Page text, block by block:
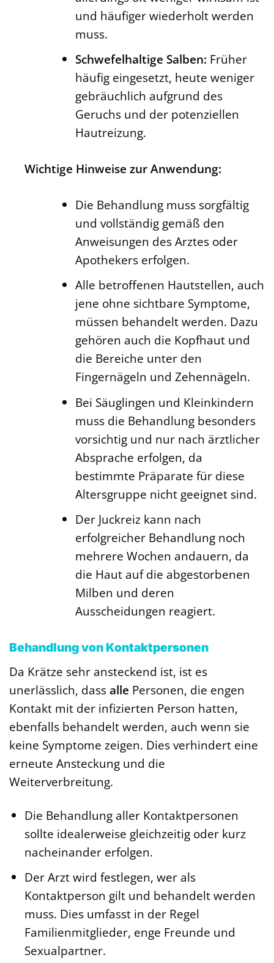
und häufiger wiederholt werden
muss.
Schwefelhaltige Salben: Früher
häufig eingesetzt, heute weniger
gebräuchlich aufgrund des
Geruchs und der potenziellen
Hautreizung.
Wichtige Hinweise zur Anwendung:
Die Behandlung muss sorgfältig
und vollständig gemäß den
Anweisungen des Arztes oder
Apothekers erfolgen.
Alle betroffenen Hautstellen, auch
jene ohne sichtbare Symptome,
müssen behandelt werden. Dazu
gehören auch die Kopfhaut und
die Bereiche unter den
Fingernägeln und Zehennägeln.
Bei Säuglingen und Kleinkindern
muss die Behandlung besonders
vorsichtig und nur nach ärztlicher
Absprache erfolgen, da
bestimmte Präparate für diese
Altersgruppe nicht geeignet sind.
Der Juckreiz kann nach
erfolgreicher Behandlung noch
mehrere Wochen andauern, da
die Haut auf die abgestorbenen
Milben und deren
Ausscheidungen reagiert.
Behandlung von Kontaktpersonen
Da Krätze sehr ansteckend ist, ist es
unerlässlich, dassalle Personen, die engen
Kontakt mit der infizierten Person hatten,
ebenfalls behandelt werden, auch wenn sie
keine Symptome zeigen. Dies verhindert eine
erneute Ansteckung und die
Weiterverbreitung.
Die Behandlung aller Kontaktpersonen
sollte idealerweise gleichzeitig oder kurz
nacheinander erfolgen.
Der Arzt wird festlegen, wer als
Kontaktperson gilt und behandelt werden
muss. Dies umfasst in der Regel
Familienmitglieder, enge Freunde und
Sexualpartner.